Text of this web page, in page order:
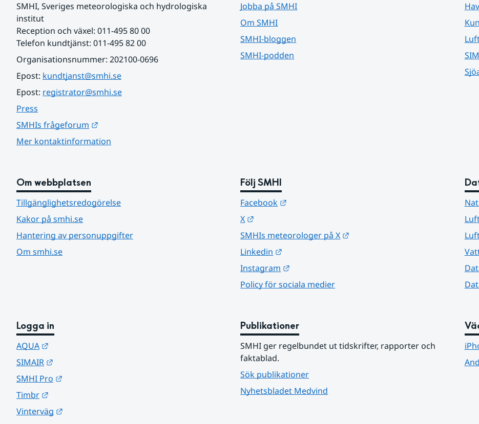
SMHI, Sveriges meteorologiska och hydrologiska
institut
Reception och växel: 011-495 80 00
Telefon kundtjänst: 011-495 82 00
Organisationsnummer: 202100-0696
Epost: kundtjanst@smhi.se
Epost: registrator@smhi.se
Press
SMHIs frågeforum
Mer kontaktinformation
Jobba på SMHI
Om SMHI
SMHI-bloggen
SMHI-podden
Om webbplatsen
Tillgänglighetsredogörelse
Kakor på smhi.se
Hantering av personuppgifter
Om smhi.se
Följ SMHI
Facebook
X
SMHIs meteorologer på X
Linkedin
Instagram
Policy för sociala medier
Logga in
AQUA
SIMAIR
SMHI Pro
Timbr
Vinterväg
Publikationer
SMHI ger regelbundet ut tidskrifter, rapporter och
faktablad.
Sök publikationer
Nyhetsbladet Medvind